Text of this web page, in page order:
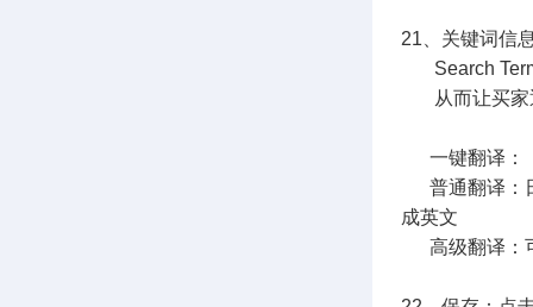
21、关键词信
Search
从而让买家
一键翻译：
普通翻译：
成英文
高级翻译：